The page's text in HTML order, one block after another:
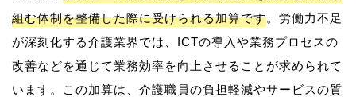
組む体制を整備した際に受けられる加算です。労働力不足
が深刻化する介護業界では、ICTの導入や業務プロセスの
改善などを通じて業務効率を向上させることが求められて
います。この加算は、介護職員の負担軽減やサービスの質